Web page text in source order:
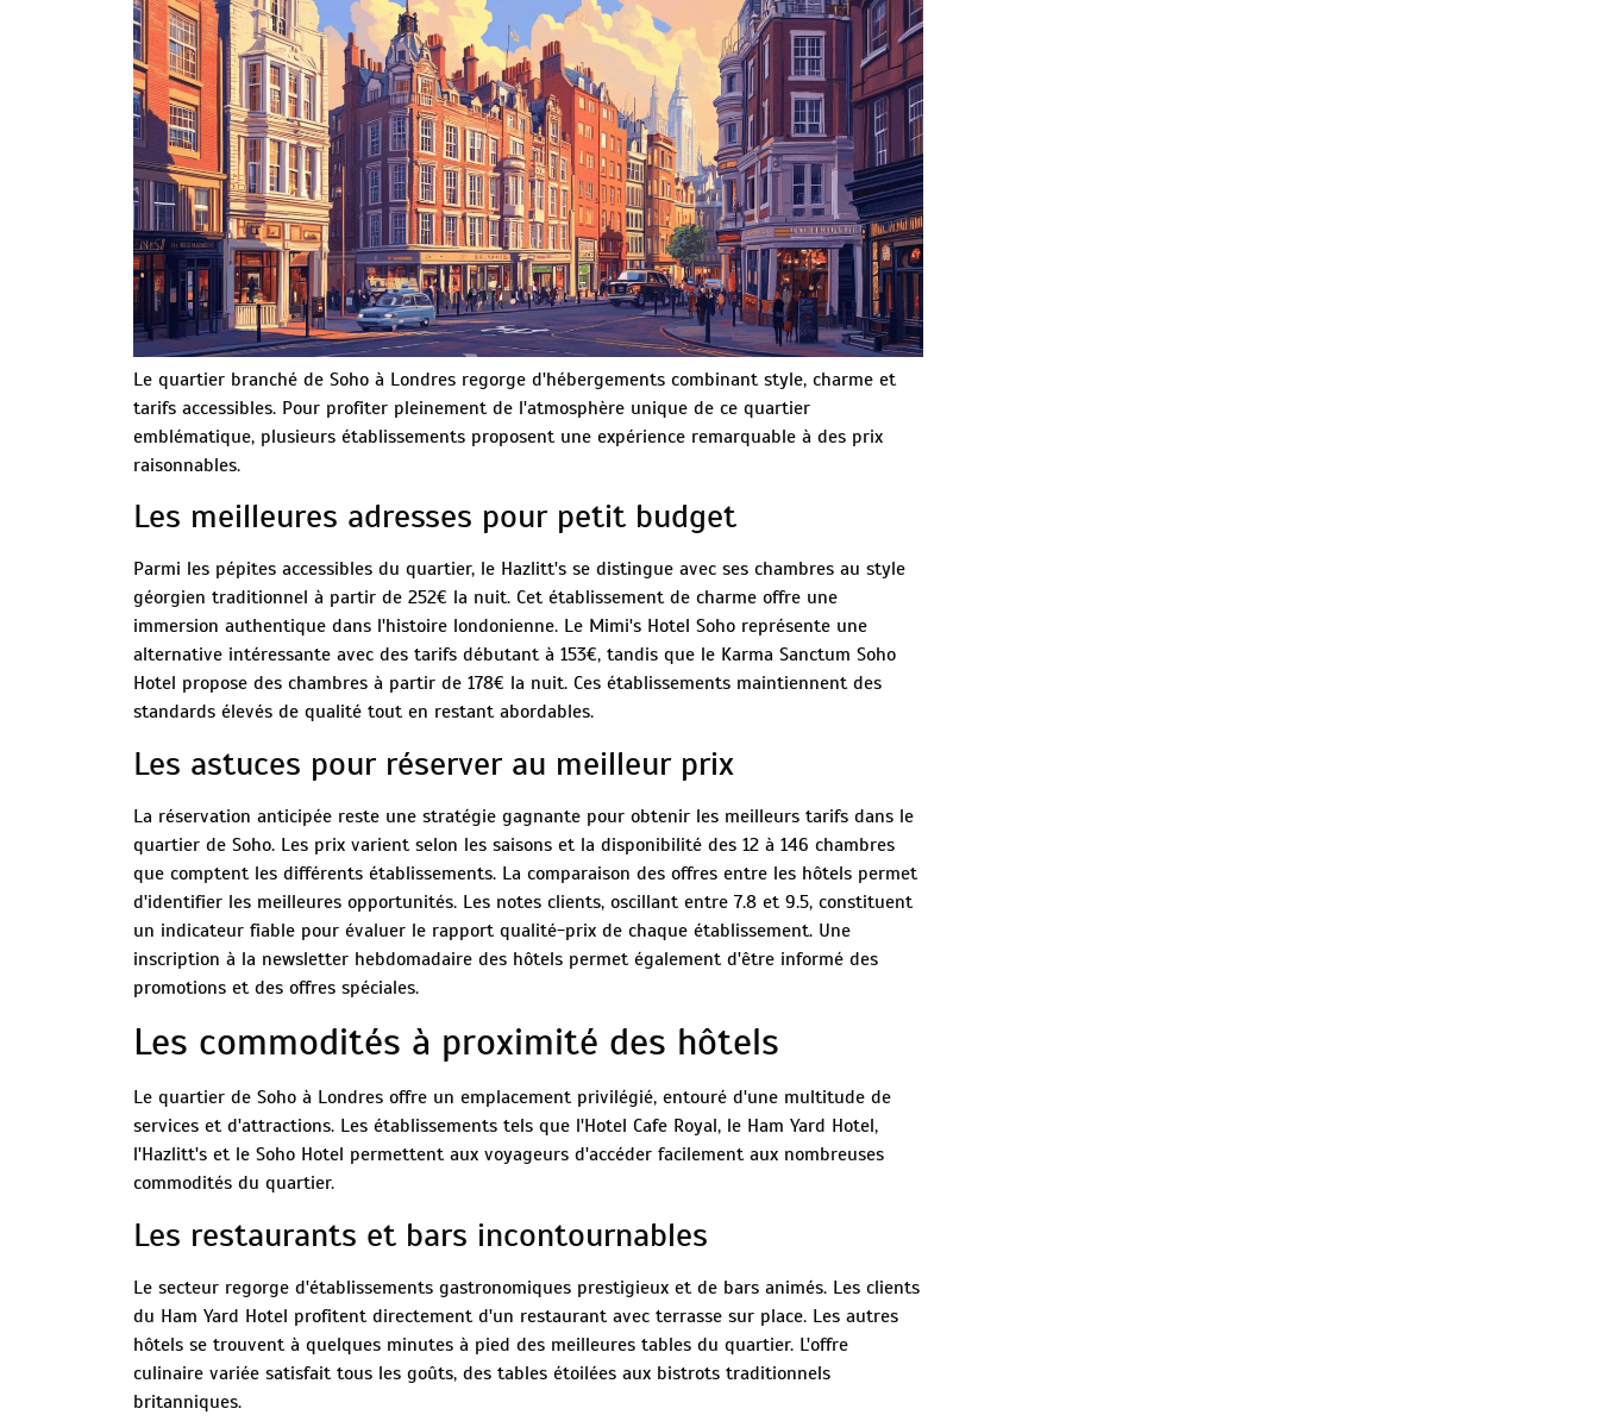
Le quartier branché de Soho à Londres regorge d'hébergements combinant style, charme et
tarifs accessibles. Pour profiter pleinement de l'atmosphère unique de ce quartier
emblématique, plusieurs établissements proposent une expérience remarquable à des prix
raisonnables.
Les meilleures adresses pour petit budget
Parmi les pépites accessibles du quartier, le Hazlitt's se distingue avec ses chambres au style
géorgien traditionnel à partir de 252€ la nuit. Cet établissement de charme offre une
immersion authentique dans l'histoire londonienne. Le Mimi's Hotel Soho représente une
alternative intéressante avec des tarifs débutant à 153€, tandis que le Karma Sanctum Soho
Hotel propose des chambres à partir de 178€ la nuit. Ces établissements maintiennent des
standards élevés de qualité tout en restant abordables.
Les astuces pour réserver au meilleur prix
La réservation anticipée reste une stratégie gagnante pour obtenir les meilleurs tarifs dans le
quartier de Soho. Les prix varient selon les saisons et la disponibilité des 12 à 146 chambres
que comptent les différents établissements. La comparaison des offres entre les hôtels permet
d'identifier les meilleures opportunités. Les notes clients, oscillant entre 7.8 et 9.5, constituent
un indicateur fiable pour évaluer le rapport qualité-prix de chaque établissement. Une
inscription à la newsletter hebdomadaire des hôtels permet également d'être informé des
promotions et des offres spéciales.
Les commodités à proximité des hôtels
Le quartier de Soho à Londres offre un emplacement privilégié, entouré d'une multitude de
services et d'attractions. Les établissements tels que l'Hotel Cafe Royal, le Ham Yard Hotel,
l'Hazlitt's et le Soho Hotel permettent aux voyageurs d'accéder facilement aux nombreuses
commodités du quartier.
Les restaurants et bars incontournables
Le secteur regorge d'établissements gastronomiques prestigieux et de bars animés. Les clients
du Ham Yard Hotel profitent directement d'un restaurant avec terrasse sur place. Les autres
hôtels se trouvent à quelques minutes à pied des meilleures tables du quartier. L'offre
culinaire variée satisfait tous les goûts, des tables étoilées aux bistrots traditionnels
britanniques.